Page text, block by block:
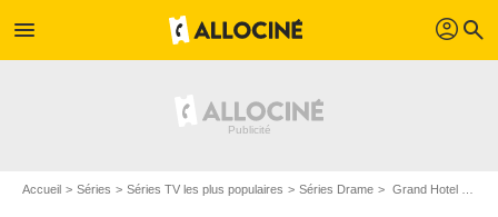
menu profil search
Accueil Séries Séries TV les plus populaires Séries Drame Grand Hotel (2019)